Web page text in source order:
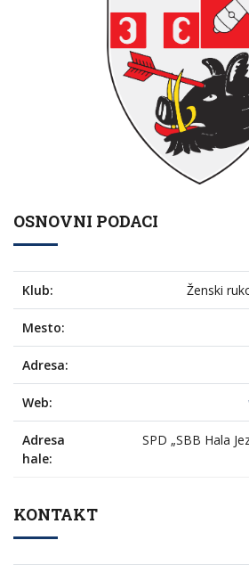
OSNOVNI PODACI
Klub: Ženski
Mesto:
Adresa:
Web:
Adresa
hale:
SPD „SBB Hala
KONTAKT